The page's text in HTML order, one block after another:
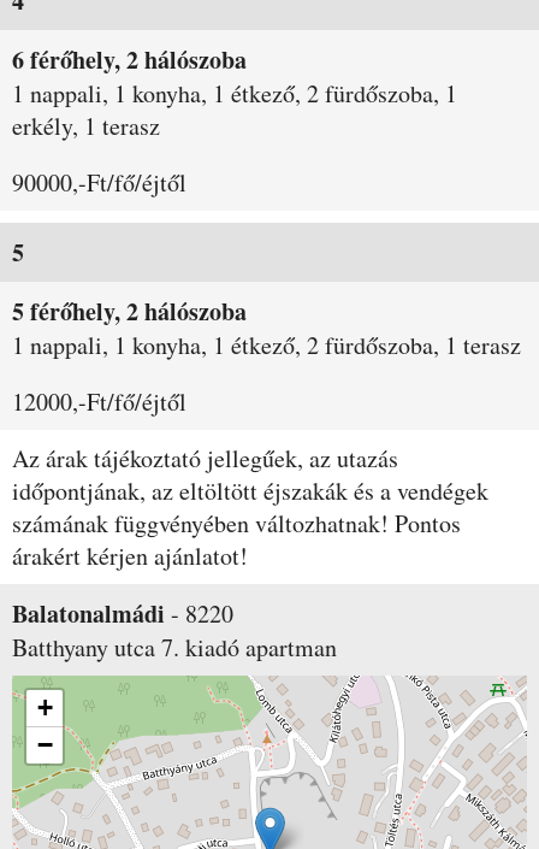
6 férőhely, 2 hálószoba
1 nappali, 1 konyha, 1 étkező, 2 fürdőszoba, 1
erkély, 1 terasz
90000,-Ft/fő/éjtől
5
5 férőhely, 2 hálószoba
1 nappali, 1 konyha, 1 étkező, 2 fürdőszoba, 1 terasz
12000,-Ft/fő/éjtől
Az árak tájékoztató jellegűek, az utazás
időpontjának, az eltöltött éjszakák és a vendégek
számának függvényében változhatnak! Pontos
árakért kérjen ajánlatot!
Balatonalmádi - 8220
Batthyany utca 7. kiadó apartman
+
−